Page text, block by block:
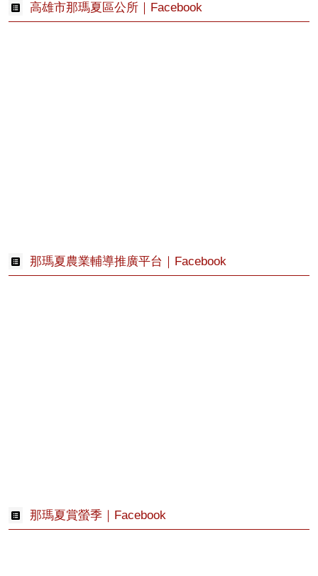
高雄市那瑪夏區公所｜Facebook
那瑪夏農業輔導推廣平台｜Facebook
那瑪夏賞螢季｜Facebook